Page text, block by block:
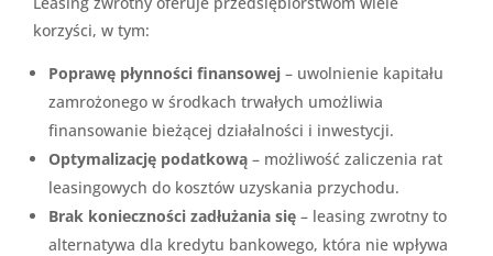
korzyści, w tym:
Poprawę płynności finansowej – uwolnienie kapitału
zamrożonego w środkach trwałych umożliwia
finansowanie bieżącej działalności i inwestycji.
Optymalizację podatkową – możliwość zaliczenia rat
leasingowych do kosztów uzyskania przychodu.
Brak konieczności zadłużania się – leasing zwrotny to
alternatywa dla kredytu bankowego, która nie wpływa